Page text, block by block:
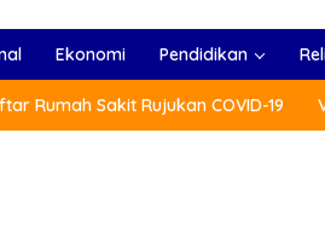
Ekonomi Pendidikan
Rumah Sakit Rujukan COVID-19